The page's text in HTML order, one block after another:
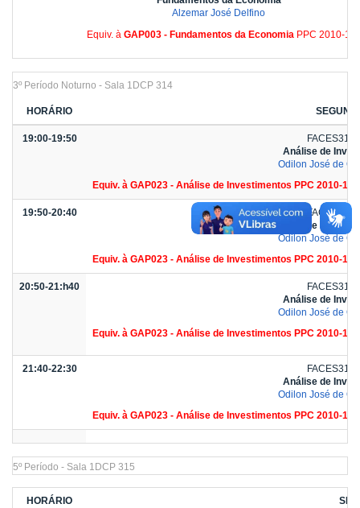
Alzemar José Delfino
Equiv. à GAP003 - Fundamentos da Economia PPC 2010-1
3º Período Noturno - Sala 1DCP 314
HORÁRIO
19:00-19:50
Análise de
Odilon José de
Equiv. à GAP023 - Análise de Investimentos PPC 2010-1;
19:50-20:40
Análise de
Odilon José de
Equiv. à GAP023 - Análise de Investimentos PPC 2010-1;
20:50-21:h40
Análise de
Odilon José de
Equiv. à GAP023 - Análise de Investimentos PPC 2010-1;
21:40-22:30
Análise de
Odilon José de
Equiv. à GAP023 - Análise de Investimentos PPC 2010-1;
5º Período - Sala 1DCP 315
HORÁRIO